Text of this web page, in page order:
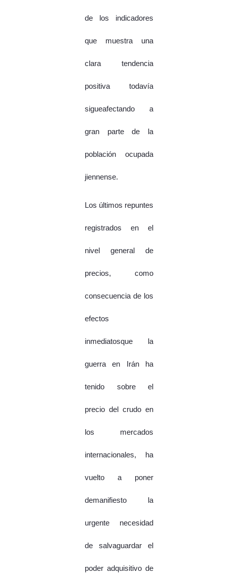
de los indicadores
que muestra una
clara tendencia
positiva todavía
sigueafectando a
gran parte de la
población ocupada
jiennense.
Los últimos repuntes
registrados en el
nivel general de
precios, como
consecuencia de los
efectos
inmediatosque la
guerra en Irán ha
tenido sobre el
precio del crudo en
los mercados
internacionales, ha
vuelto a poner
demanifiesto la
urgente necesidad
de salvaguardar el
poder adquisitivo de